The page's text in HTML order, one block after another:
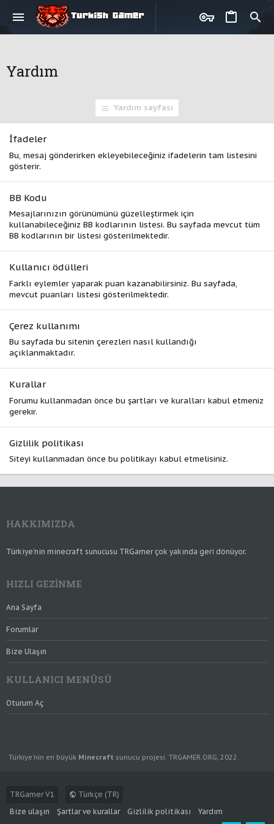
Yardım
Yardım sayfası
İfadeler
Bu, mesaj gönderirken ekleyebileceğiniz ifadelerin tam listesini
gösterir.
BB Kodu
Mesajlarınızın görünümünü güzelleştirmek için
kullanabileceğiniz BB kodlarının listesi. Bu sayfada mevcut tüm
BB kodlarının bir listesi gösterilmektedir.
Kullanıcı ödülleri
Farklı eylemler yaparak puan kazanabilirsiniz. Bu sayfada,
mevcut puanları listesi gösterilmektedir.
Çerez kullanımı
Bu sayfada bu sitenin çerezleri nasıl kullandığı
açıklanmaktadır.
Kurallar
Forumu kullanmadan önce bu şartları ve kuralları kabul etmeniz
gerekir.
Gizlilik politikası
Siteyi kullanmadan önce bu politikayı kabul etmelisiniz.
HAKKIMIZDA
Türkiye'nin minecraft sunucusu TRGamer çok yakında geri dönüyor.
HIZLI GEZINME
Ana Sayfa
Forumlar
Bize Ulaşın
KULLANICI MENÜSÜ
Oturum Aç
TRGamer V1
Türkçe (TR)
Bize ulaşın
Şartlar ve kurallar Gizlilik politikası Yardım
Türkiye'nin en büyük Minecraft sunucu projesi. TRGAMER.ORG, 2022.